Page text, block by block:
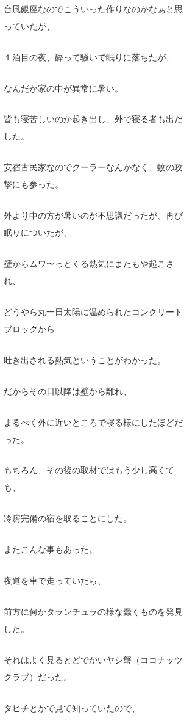
台風銀座なのでこういった作りなのかなぁと思
っていたが、
１泊目の夜、酔って騒いで眠りに落ちたが、
なんだか家の中が異常に暑い。
皆も寝苦しいのか起き出し、外で寝る者も出だ
した。
安宿古民家なのでクーラーなんかなく、蚊の攻
撃にも参った。
外より中の方が暑いのが不思議だったが、再び
眠りについたが、
壁からムワ〜っとくる熱気にまたもや起こさ
れ、
どうやら丸一日太陽に温められたコンクリート
ブロックから
吐き出される熱気ということがわかった。
だからその日以降は壁から離れ、
まるべく外に近いところで寝る様にしたほどだ
った。
もちろん、その後の取材ではもう少し高くて
も、
冷房完備の宿を取ることにした。
またこんな事もあった。
夜道を車で走っていたら、
前方に何かタランチュラの様な蠢くものを発見
した。
それはよく見るとどでかいヤシ蟹（ココナッツ
クラブ）だった。
タヒチとかで見て知っていたので、